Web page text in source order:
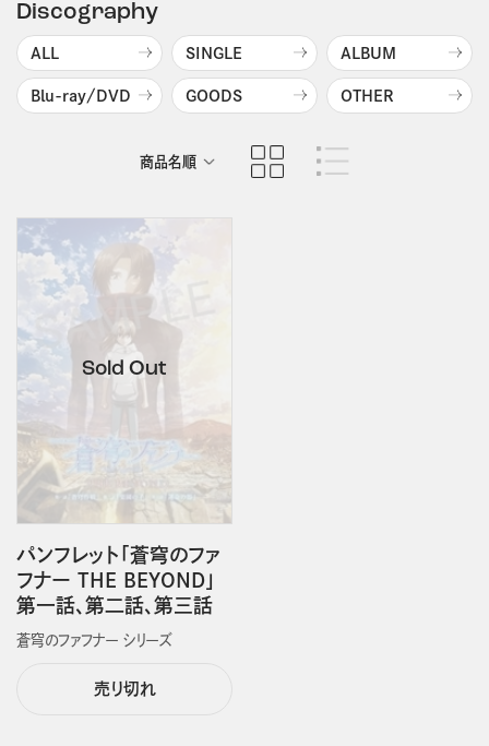
Discography
ALL SINGLE ALBUM
Blu-ray/DVD GOODS OTHER
商品名順
パンフレット「蒼穹のファ
フナー THE BEYOND」
第一話、第二話、第三話
蒼穹のファフナー シリーズ
売り切れ